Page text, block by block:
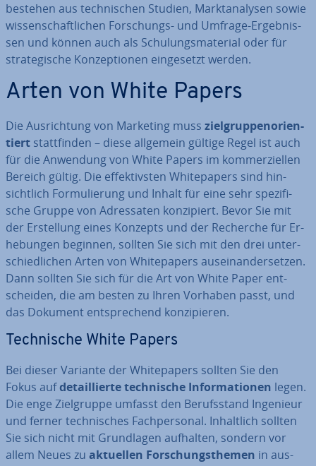
bestehen aus tech­ni­schen Studien, Markt­ana­ly­sen sowie
wis­sen­schaft­li­chen For­schungs- und Umfrage-Er­geb­nis­
sen und können auch als Schu­lungs­ma­te­ri­al oder für
stra­te­gi­sche Kon­zep­tio­nen ein­ge­setzt werden.
Arten von White Papers
Die Aus­rich­tung von Marketing muss ziel­grup­pen­ori­en­
tiert statt­fin­den – diese allgemein gültige Regel ist auch
für die Anwendung von White Papers im kom­mer­zi­el­len
Bereich gültig. Die ef­fek­tivs­ten White­pa­pers sind hin­
sicht­lich For­mu­lie­rung und Inhalt für eine sehr spe­zi­fi­
sche Gruppe von Adres­sa­ten kon­zi­piert. Bevor Sie mit
der Er­stel­lung eines Konzepts und der Recherche für Er­
he­bun­gen beginnen, sollten Sie sich mit den drei un­ter­
schied­li­chen Arten von White­pa­pers aus­ein­an­der­set­zen.
Dann sollten Sie sich für die Art von White Paper ent­
schei­den, die am besten zu Ihren Vorhaben passt, und
das Dokument ent­spre­chend kon­zi­pie­ren.
Tech­ni­sche White Papers
Bei dieser Variante der White­pa­pers sollten Sie den
Fokus aufde­tail­lier­te tech­ni­sche In­for­ma­tio­nen legen.
Die enge Ziel­grup­pe umfasst den Be­rufs­stand Ingenieur
und ferner tech­ni­sches Fach­per­so­nal. In­halt­lich sollten
Sie sich nicht mit Grund­la­gen aufhalten, sondern vor
allem Neues zu aktuellen For­schungs­the­men in aus­